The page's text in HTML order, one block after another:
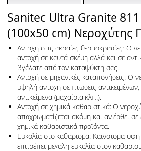
Sanitec Ultra Granite
(100x50 cm) Νεροχύτης
Αντοχή στις ακραίες θερμοκρασίες: Ο
αντοχή σε καυτά σκέυη αλλά και σε
βγάλατε από τον καταψύκτη σας.
Αντοχή σε μηχανικές καταπονήσεις: Ο
υψηλή αντοχή σε πτώσεις
αντικείμενα (μαχαίρια κλπ.).
Αντοχή σε χημικά καθαριστικά: Ο
αποχρωματίζεται ακόμη και αν έρθει
χημικά καθαριστικά προϊόντα.
Ευκολία στο καθάρισμα: Καινοτόμα
επιτρέπει μεγάλη ευκολία στον